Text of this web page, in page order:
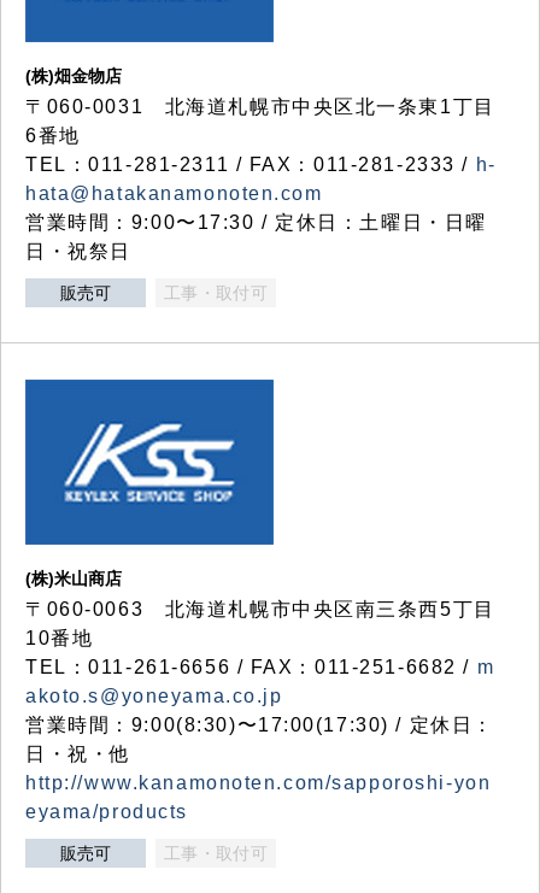
(株)畑金物店
〒060-0031 北海道札幌市中央区北一条東1丁目
6番地
TEL：011-281-2311 / FAX：011-281-2333 / h-
hata@hatakanamonoten.com
営業時間：9:00〜17:30 / 定休日：土曜日・日曜
日・祝祭日
販売可 工事・取付可
(株)米山商店
〒060-0063 北海道札幌市中央区南三条西5丁目
10番地
TEL：011-261-6656 / FAX：011-251-6682 / m
akoto.s@yoneyama.co.jp
営業時間：9:00(8:30)〜17:00(17:30) / 定休日：
日・祝・他
http://www.kanamonoten.com/sapporoshi-yon
eyama/products
販売可 工事・取付可